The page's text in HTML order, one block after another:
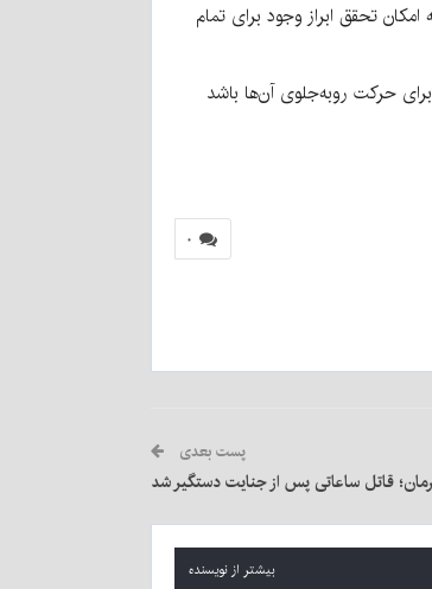
تحقق ابراز وجود برای تمام
حرکت روبه‌جلوی آن‌ها باشد
۰
پست بعدی
قاتل ساعاتی پس از جنایت دستگیر شد
بیشتر از نویسنده